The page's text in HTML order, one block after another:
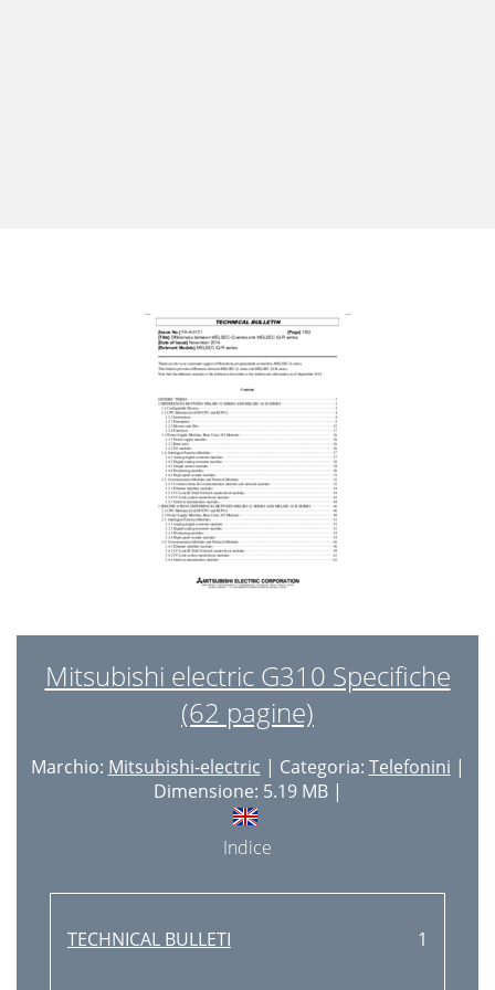
Mitsubishi electric G310 Specifiche
(62 pagine)
Marchio: Mitsubishi-electric | Categoria: Telefonini |
Dimensione: 5.19 MB |
Indice
TECHNICAL BULLETI 1